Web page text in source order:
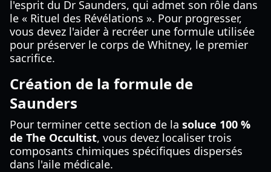
l'esprit du Dr Saunders, qui admet son rôle dans
le « Rituel des Révélations ». Pour progresser,
vous devez l'aider à recréer une formule utilisée
pour préserver le corps de Whitney, le premier
sacrifice.
Création de la formule de
Saunders
Pour terminer cette section de la soluce 100 %
de The Occultist, vous devez localiser trois
composants chimiques spécifiques dispersés
dans l'aile médicale.